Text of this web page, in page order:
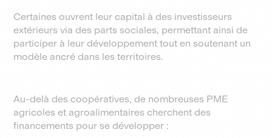
Certaines ouvrent leur capital à des investisseurs
extérieurs via des parts sociales, permettant ainsi de
participer à leur développement tout en soutenant un
modèle ancré dans les territoires.
Au-delà des coopératives, de nombreuses PME
agricoles et agroalimentaires cherchent des
financements pour se développer :